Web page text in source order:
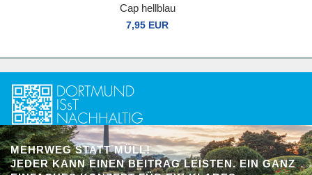
Cap hellblau
7,95 EUR
MEHRWEG STATT MÜLL!
JEDER KANN EINEN BEITRAG LEISTEN. EIN GANZ